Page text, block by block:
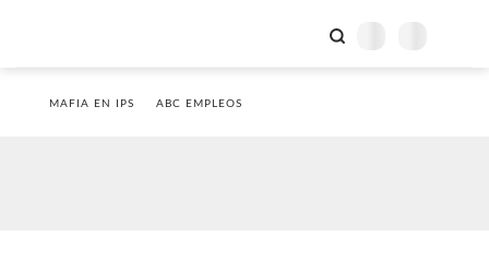
MAFIA EN IPS ABC EMPLEOS